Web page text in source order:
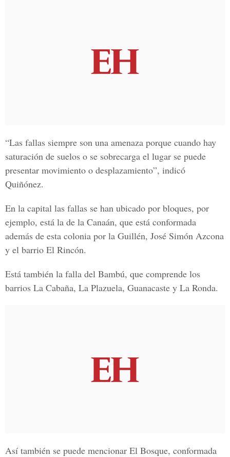
“Las fallas siempre son una amenaza porque cuando hay
saturación de suelos o se sobrecarga el lugar se puede
presentar movimiento o desplazamiento”, indicó
Quiñónez.
En la capital las fallas se han ubicado por bloques, por
ejemplo, está la de la Canaán, que está conformada
además de esta colonia por la Guillén, José Simón Azcona
y el barrio El Rincón.
Está también la falla del Bambú, que comprende los
barrios La Cabaña, La Plazuela, Guanacaste y La Ronda.
Así también se puede mencionar El Bosque, conformada